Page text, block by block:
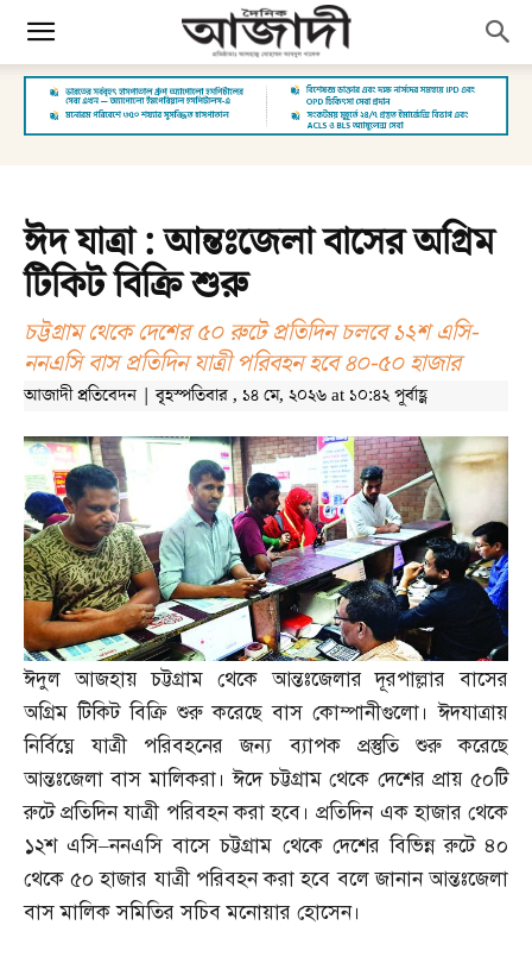
ঈদ যাত্রা : আন্তঃজেলা বাসের অগ্রিম
টিকিট বিক্রি শুরু
চট্টগ্রাম থেকে দেশের ৫০ রুটে প্রতিদিন চলবে ১২শ এসি-
ননএসি বাস প্রতিদিন যাত্রী পরিবহন হবে ৪০-৫০ হাজার
আজাদী প্রতিবেদন | বৃহস্পতিবার , ১৪ মে, ২০২৬ at ১০:৪২ পূর্বাহ্ণ
ঈদুল আজহায় চট্টগ্রাম থেকে আন্তঃজেলার দূরপাল্লার বাসের
অগ্রিম টিকিট বিক্রি শুরু করেছে বাস কোম্পানীগুলো। ঈদযাত্রায়
নির্বিঘ্নে যাত্রী পরিবহনের জন্য ব্যাপক প্রস্তুতি শুরু করেছে
আন্তঃজেলা বাস মালিকরা। ঈদে চট্টগ্রাম থেকে দেশের প্রায় ৫০টি
রুটে প্রতিদিন যাত্রী পরিবহন করা হবে। প্রতিদিন এক হাজার থেকে
১২শ এসি–ননএসি বাসে চট্টগ্রাম থেকে দেশের বিভিন্ন রুটে ৪০
থেকে ৫০ হাজার যাত্রী পরিবহন করা হবে বলে জানান আন্তঃজেলা
বাস মালিক সমিতির সচিব মনোয়ার হোসেন।